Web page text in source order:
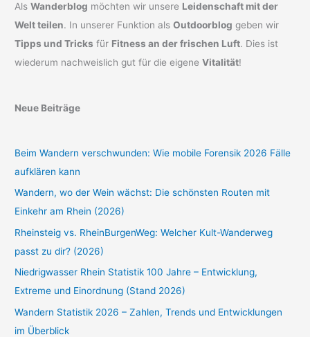
AlsWanderblog möchten wir unsere Leidenschaft mit der
Welt teilen. In unserer Funktion alsOutdoorblog geben wir
Tipps und Tricks für Fitness an der frischen Luft. Dies ist
wiederum nachweislich gut für die eigeneVitalität!
Neue Beiträge
Beim Wandern verschwunden: Wie mobile Forensik 2026 Fälle
aufklären kann
Wandern, wo der Wein wächst: Die schönsten Routen mit
Einkehr am Rhein (2026)
Rheinsteig vs. RheinBurgenWeg: Welcher Kult-Wanderweg
passt zu dir? (2026)
Niedrigwasser Rhein Statistik 100 Jahre – Entwicklung,
Extreme und Einordnung (Stand 2026)
Wandern Statistik 2026 – Zahlen, Trends und Entwicklungen
im Überblick